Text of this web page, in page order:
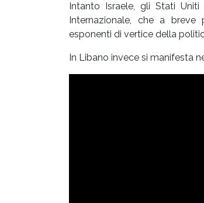
Intanto Israele, gli Stati
Internazionale, che a breve
esponenti di vertice della
In Libano invece si manifesta